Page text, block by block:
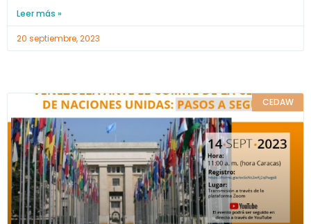
Leer más »
20 septiembre, 2023
CEDAW